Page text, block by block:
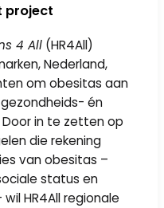
project
4 All (HR4All)
Nederland,
om obesitas aan
én
in te zetten op
die rekening
van obesitas –
status en
HR4All regionale